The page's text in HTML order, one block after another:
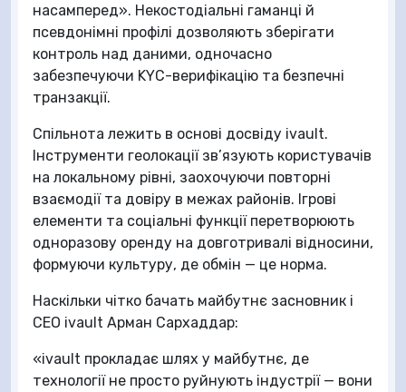
насамперед». Некостодіальні гаманці й
псевдонімні профілі дозволяють зберігати
контроль над даними, одночасно
забезпечуючи KYC-верифікацію та безпечні
транзакції.
Спільнота лежить в основі досвіду ivault.
Інструменти геолокації зв’язують користувачів
на локальному рівні, заохочуючи повторні
взаємодії та довіру в межах районів. Ігрові
елементи та соціальні функції перетворюють
одноразову оренду на довготривалі відносини,
формуючи культуру, де обмін — це норма.
Наскільки чітко бачать майбутнє засновник і
CEO ivault Арман Сархаддар:
«ivault прокладає шлях у майбутнє, де
технології не просто руйнують індустрії — вони